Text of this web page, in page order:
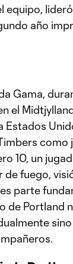
equipo,
año
Gama,
el
Estados
como
10, un
fuego,
parte
de Portland